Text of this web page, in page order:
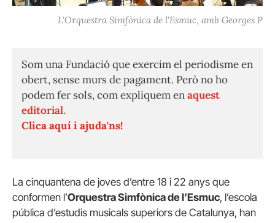
L'Orquestra Simfònica de l'Esmuc, amb Georges P
Som una Fundació que exercim el periodisme en
obert, sense murs de pagament. Però no ho
podem fer sols, com expliquem enaquest
editorial.
Clica aquí i ajuda'ns!
La cinquantena de joves d’entre 18 i 22 anys que
conformen l’Orquestra Simfònica de l’Esmuc, l’escola
pública d’estudis musicals superiors de Catalunya, han